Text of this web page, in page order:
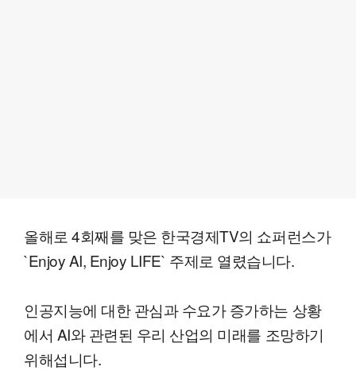
올해로 4회째를 맞은 한국경제TV의 쇼퍼런스가
`Enjoy AI, Enjoy LIFE` 주제로 열렸습니다.
인공지능에 대한 관심과 수요가 증가하는 상황
에서 AI와 관련된 우리 산업의 미래를 조망하기
위해섭니다.